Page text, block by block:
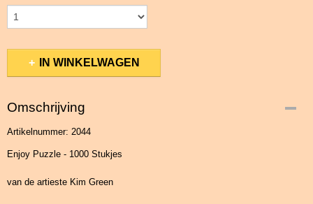
IN WINKELWAGEN
Omschrijving
Artikelnummer: 2044
Enjoy Puzzle - 1000 Stukjes
van de artieste Kim Green